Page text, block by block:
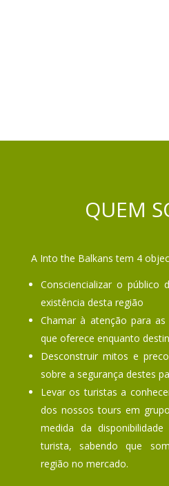
QUEM
A Into the Balkans tem 4
Consciencializar o público
existência desta região
Chamar à atenção para as
que oferece enquanto
Desconstruir mitos e
sobre a segurança destes
Levar os turistas a
dos nossos tours em
medida da
turista, sabendo que
região no mercado.